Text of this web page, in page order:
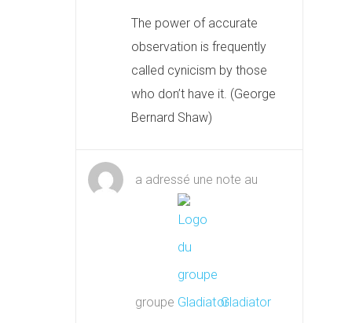
The power of accurate
observation is frequently
called cynicism by those
who don’t have it. (George
Bernard Shaw)
a adressé une note au
groupe
Gladiator